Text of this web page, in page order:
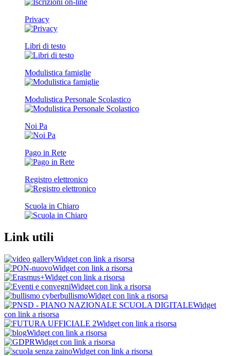
Privacy
Libri di testo
Modulistica famiglie
Modulistica Personale Scolastico
Noi Pa
Pago in Rete
Registro elettronico
Scuola in Chiaro
Link utili
Widget con link a risorsa
Widget con link a risorsa
Widget con link a risorsa
Widget con link a risorsa
Widget con link a risorsa
Widget
con link a risorsa
Widget con link a risorsa
Widget con link a risorsa
Widget con link a risorsa
Widget con link a risorsa